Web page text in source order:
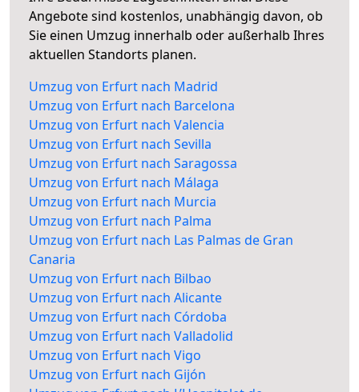
Angebote sind kostenlos, unabhängig davon, ob
Sie einen Umzug innerhalb oder außerhalb Ihres
aktuellen Standorts planen.
Umzug von Erfurt nach Madrid
Umzug von Erfurt nach Barcelona
Umzug von Erfurt nach Valencia
Umzug von Erfurt nach Sevilla
Umzug von Erfurt nach Saragossa
Umzug von Erfurt nach Málaga
Umzug von Erfurt nach Murcia
Umzug von Erfurt nach Palma
Umzug von Erfurt nach Las Palmas de Gran
Canaria
Umzug von Erfurt nach Bilbao
Umzug von Erfurt nach Alicante
Umzug von Erfurt nach Córdoba
Umzug von Erfurt nach Valladolid
Umzug von Erfurt nach Vigo
Umzug von Erfurt nach Gijón